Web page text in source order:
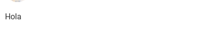
Hola